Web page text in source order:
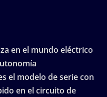
en el mundo eléctrico
el modelo de serie con
en el circuito de